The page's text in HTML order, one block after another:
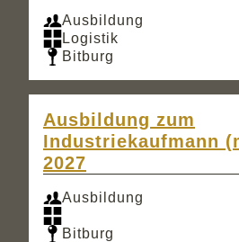
Ausbildung
Logistik
Bitburg
Ausbildung zum
Industriekaufmann
2027
Ausbildung
Bitburg